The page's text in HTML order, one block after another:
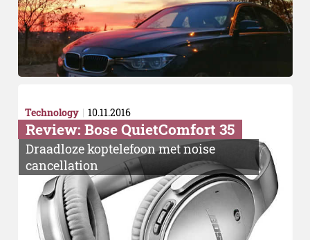
Technology 10.11.2016
Review: Bose QuietComfort 35
Draadloze koptelefoon met noise
cancellation